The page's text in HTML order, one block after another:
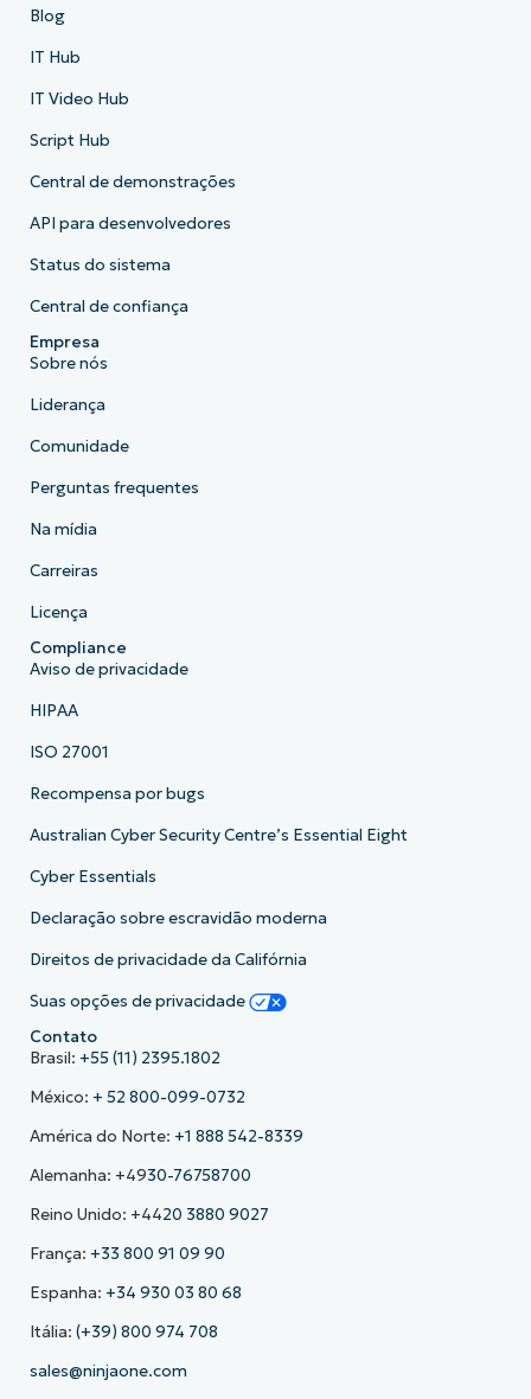
Blog
IT Hub
IT Video Hub
Script Hub
Central de demonstrações
API para desenvolvedores
Status do sistema
Central de confiança
Empresa
Sobre nós
Liderança
Comunidade
Perguntas frequentes
Na mídia
Carreiras
Licença
Compliance
Aviso de privacidade
HIPAA
ISO 27001
Recompensa por bugs
Australian Cyber Security Centre’s Essential Eight
Cyber Essentials
Declaração sobre escravidão moderna
Direitos de privacidade da Califórnia
Suas opções de privacidade
Contato
Brasil: +55 (11) 2395.1802
México: + 52 800-099-0732
América do Norte: +1 888 542-8339
Alemanha: +4930-76758700
Reino Unido: +4420 3880 9027
França: +33 800 91 09 90
Espanha: +34 930 03 80 68
Itália: (+39) 800 974 708
sales@ninjaone.com